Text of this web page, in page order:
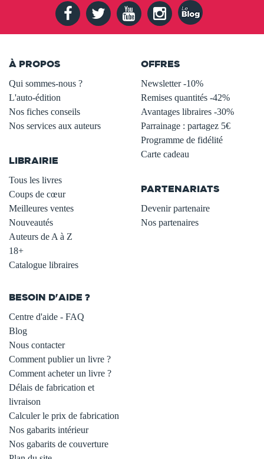
À PROPOS
Qui sommes-nous ?
L'auto-édition
Nos fiches conseils
Nos services aux auteurs
LIBRAIRIE
Tous les livres
Coups de cœur
Meilleures ventes
Nouveautés
Auteurs de A à Z
18+
Catalogue libraires
OFFRES
Newsletter -10%
Remises quantités -42%
Avantages libraires -30%
Parrainage : partagez 5€
Programme de fidélité
Carte cadeau
PARTENARIATS
Devenir partenaire
Nos partenaires
BESOIN D'AIDE ?
Centre d'aide - FAQ
Blog
Nous contacter
Comment publier un livre ?
Comment acheter un livre ?
Délais de fabrication et
livraison
Calculer le prix de fabrication
Nos gabarits intérieur
Nos gabarits de couverture